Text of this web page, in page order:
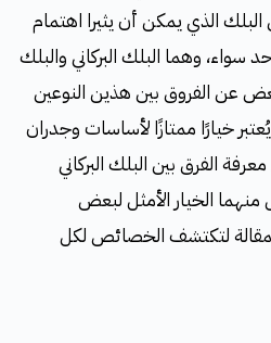
الذي يمكن أن يثيرا اهتمام
سواء، وهما البلك البركاني والبلك
عن الفروق بين هذين النوعين
خيارًا ممتازًا لأساسات وجدران
الفرق بين البلك البركاني
منهما الخيار الأمثل لبعض
لتكتشف الخصائص لكل